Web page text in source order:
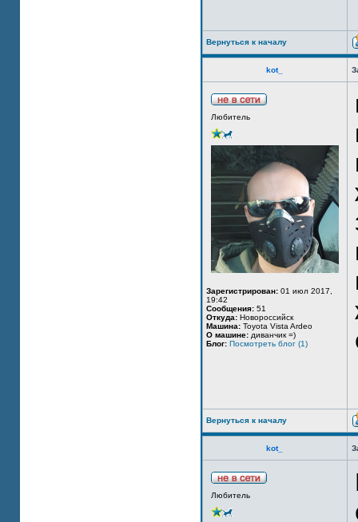
Вернуться к началу
kot_
Любитель
Зарегистрирован: 01 июл 2017,
19:42
Сообщения: 51
Откуда: Новороссийск
Машина: Toyota Vista Ardeo
О машине: диванчик =)
Блог: Посмотреть блог (1)
Вернуться к началу
kot_
Любитель